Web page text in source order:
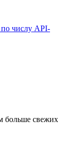
числу API-
больше свежих